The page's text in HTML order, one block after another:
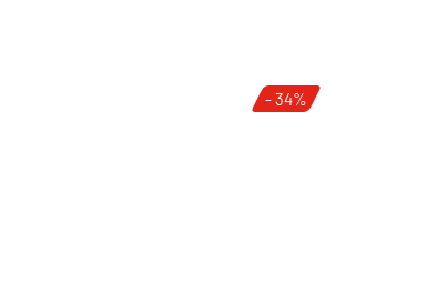
- 34%